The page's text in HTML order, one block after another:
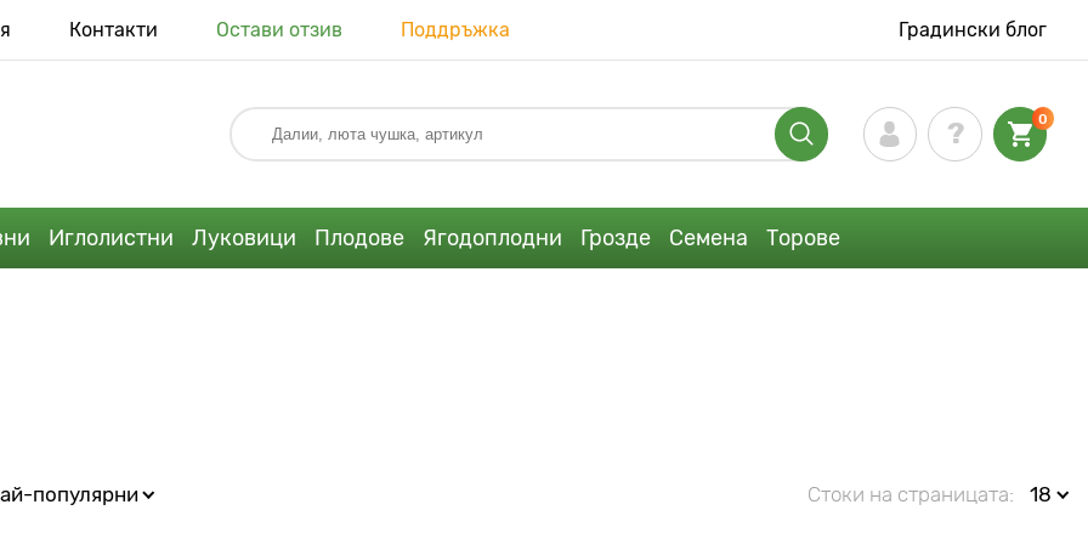
Контакти Остави отзив Поддръжка Градински блог
0
Иглолистни Луковици Плодове Ягодоплодни Грозде Семена Торове
популярни Стоки на страницата: 18